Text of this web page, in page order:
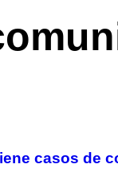
casos de